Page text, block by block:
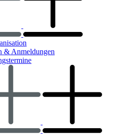
& Anmeldungen